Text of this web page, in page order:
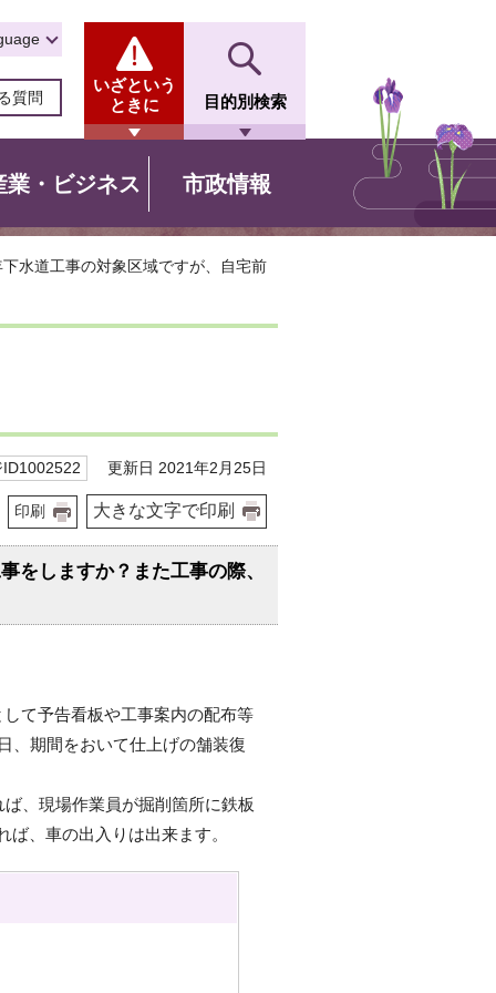
質問
いざという
ときに
目的別検索
業・ビジネス 市政情報
水道工事の対象区域ですが、自宅前
ID1002522 更新日 2021年2月25日
印刷 大きな文字で印刷
をしますか？また工事の際、
て予告看板や工事案内の配布等
、期間をおいて仕上げの舗装復
、現場作業員が掘削箇所に鉄板
、車の出入りは出来ます。